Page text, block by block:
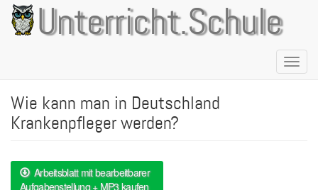
Direkt
zum
Inhalt
Unterricht.Schule
Wie kann man in Deutschland
Krankenpfleger werden?
Arbeitsblatt mit bearbeitbarer
Aufgabenstellung + MP3 kaufen